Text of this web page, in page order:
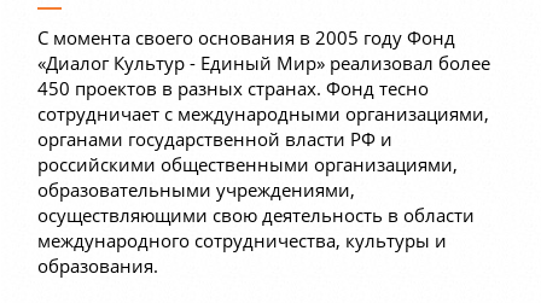
С момента своего основания в 2005 году Фонд
«Диалог Культур - Единый Мир» реализовал более
450 проектов в разных странах. Фонд тесно
сотрудничает с международными организациями,
органами государственной власти РФ и
российскими общественными организациями,
образовательными учреждениями,
осуществляющими свою деятельность в области
международного сотрудничества, культуры и
образования.